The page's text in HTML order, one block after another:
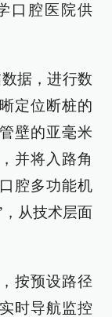
口腔医院供
据，进行数
定位断桩的
壁的亚毫米
并将入路角
腔多功能机
从技术层面
按预设路径
时导航监控